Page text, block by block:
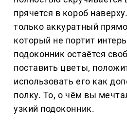
прячется в короб
только аккуратный
который не портит
подоконник остаётся
поставить цветы,
использовать его как
полку. То, о чём вы
узкий подоконник.